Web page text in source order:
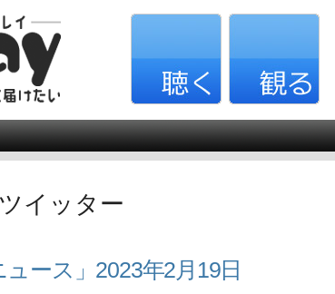
イッター
ース」2023年2月19日